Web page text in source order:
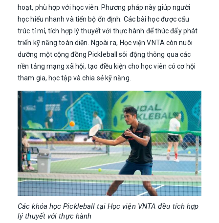
hoạt, phù hợp với học viên. Phương pháp này giúp người
học hiểu nhanh và tiến bộ ổn định. Các bài học được cấu
trúc tỉ mỉ, tích hợp lý thuyết với thực hành để thúc đẩy phát
triển kỹ năng toàn diện. Ngoài ra, Học viện VNTA còn nuôi
dưỡng một cộng đồng Pickleball sôi động thông qua các
nền tảng mạng xã hội, tạo điều kiện cho học viên có cơ hội
tham gia, học tập và chia sẻ kỹ năng.
Các khóa học Pickleball tại Học viện VNTA đều tích hợp
lý thuyết với thực hành